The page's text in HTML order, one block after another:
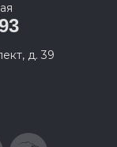
д. 39